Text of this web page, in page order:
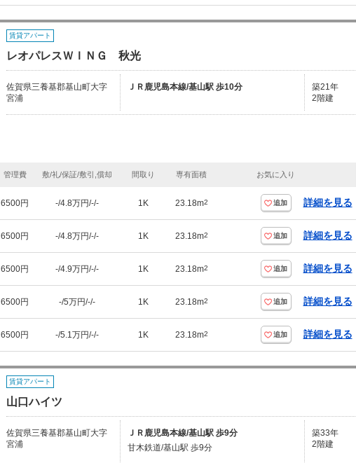
賃貸アパート
レオパレスＷＩＮＧ 秋光
佐賀県三養基郡基山町大字
宮浦
ＪＲ鹿児島本線/基山駅 歩10分
築21年
2階建
管理費 敷/礼/保証/敷引,償却 間取り 専有面積 お気に入り
6500円 -/4.8万円/-/- 1K 23.18m2 追加 詳細を見る
6500円 -/4.8万円/-/- 1K 23.18m2 追加 詳細を見る
6500円 -/4.9万円/-/- 1K 23.18m2 追加 詳細を見る
6500円 -/5万円/-/- 1K 23.18m2 追加 詳細を見る
6500円 -/5.1万円/-/- 1K 23.18m2 追加 詳細を見る
賃貸アパート
山口ハイツ
佐賀県三養基郡基山町大字
宮浦
ＪＲ鹿児島本線/基山駅 歩9分
甘木鉄道/基山駅 歩9分
築33年
2階建